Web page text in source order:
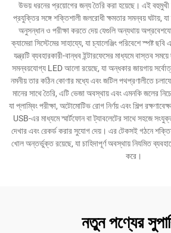
উভয় ধরনের প্রয়োগের জন্য তৈরি করা হয়েছে। এই বহুমুখী
প্রযুক্তির সঙ্গে শক্তিশালী জলরোধী ক্ষমতার সমন্বয় ঘটায়,
অনুসন্ধান ও পরীক্ষা করতে দেয় যেগুলি অন্যথায়
ক্যামেরা সিস্টেমের সাহায্যে, যা চ্যালেঞ্জিং পরিবেশে স্পষ্ট
যন্ত্রটি ব্যবহারকারী-বান্ধব ইন্টারফেসের মাধ্যমে বাস্তব
সমন্বয়যোগ্য LED আলো রয়েছে, যা অন্ধকার জায়গায়
নমনীয় তার কঠিন কোণার মধ্যে এবং জটিল পথপ্রণালীতে
মানের সাথে তৈরি, এটি ভেজা অবস্থায় এবং এমনকি জলের
যা প্লাম্বিং পরীক্ষা, অটোমোটিভ রোগ নির্ণয় এবং শিল্প
USB-এর মাধ্যমে স্মার্টফোন বা ট্যাবলেটের সাথে সহজে
দেখার এবং রেকর্ড করার সুযোগ দেয়। এর টেকসই গঠনে
খোল অন্তর্ভুক্ত রয়েছে, যা চাহিদাপূর্ণ অবস্থায় নিযমিত
করে।
নতুন পণ্যের